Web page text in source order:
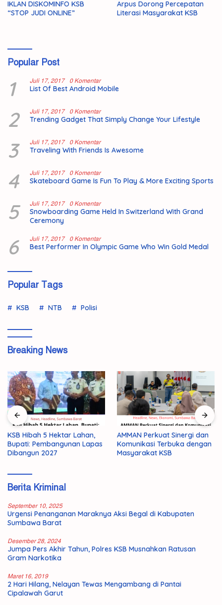
IKLAN DISKOMINFO KSB
“STOP JUDI ONLINE”
Arpus Dorong Percepatan
Literasi Masyarakat KSB
Popular Post
1 Juli 17, 2017 0 Komentar
List Of Best Android Mobile
2 Juli 17, 2017 0 Komentar
Trending Gadget That Simply Change Your Lifestyle
3 Juli 17, 2017 0 Komentar
Traveling With Friends Is Awesome
4 Juli 17, 2017 0 Komentar
Skateboard Game Is Fun To Play & More Exciting Sports
5 Juli 17, 2017 0 Komentar
Snowboarding Game Held In Switzerland With Grand
Ceremony
6 Juli 17, 2017 0 Komentar
Best Performer In Olympic Game Who Win Gold Medal
Popular Tags
KSB NTB Polisi
Breaking News
KSB Hibah 5 Hektar Lahan,
Bupati: Pembangunan Lapas
Dibangun 2027
AMMAN Perkuat Sinergi dan
Komunikasi Terbuka dengan
Masyarakat KSB
Berita Kriminal
September 10, 2025
Urgensi Penanganan Maraknya Aksi Begal di Kabupaten
Sumbawa Barat
Desember 28, 2024
Jumpa Pers Akhir Tahun, Polres KSB Musnahkan Ratusan
Gram Narkotika
Maret 16, 2019
2 Hari Hilang, Nelayan Tewas Mengambang di Pantai
Cipalawah Garut